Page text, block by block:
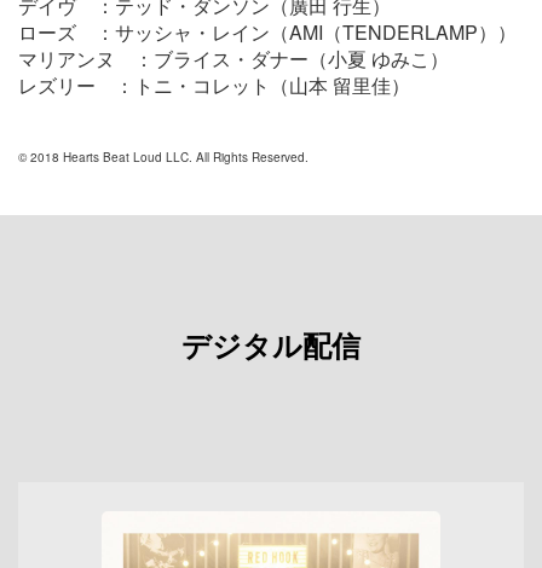
デイヴ ：テッド・ダンソン（廣田 行生）
ローズ ：サッシャ・レイン（AMI（TENDERLAMP））
マリアンヌ ：ブライス・ダナー（小夏 ゆみこ）
レズリー ：トニ・コレット（山本 留里佳）
© 2018 Hearts Beat Loud LLC. All Rights Reserved.
デジタル配信